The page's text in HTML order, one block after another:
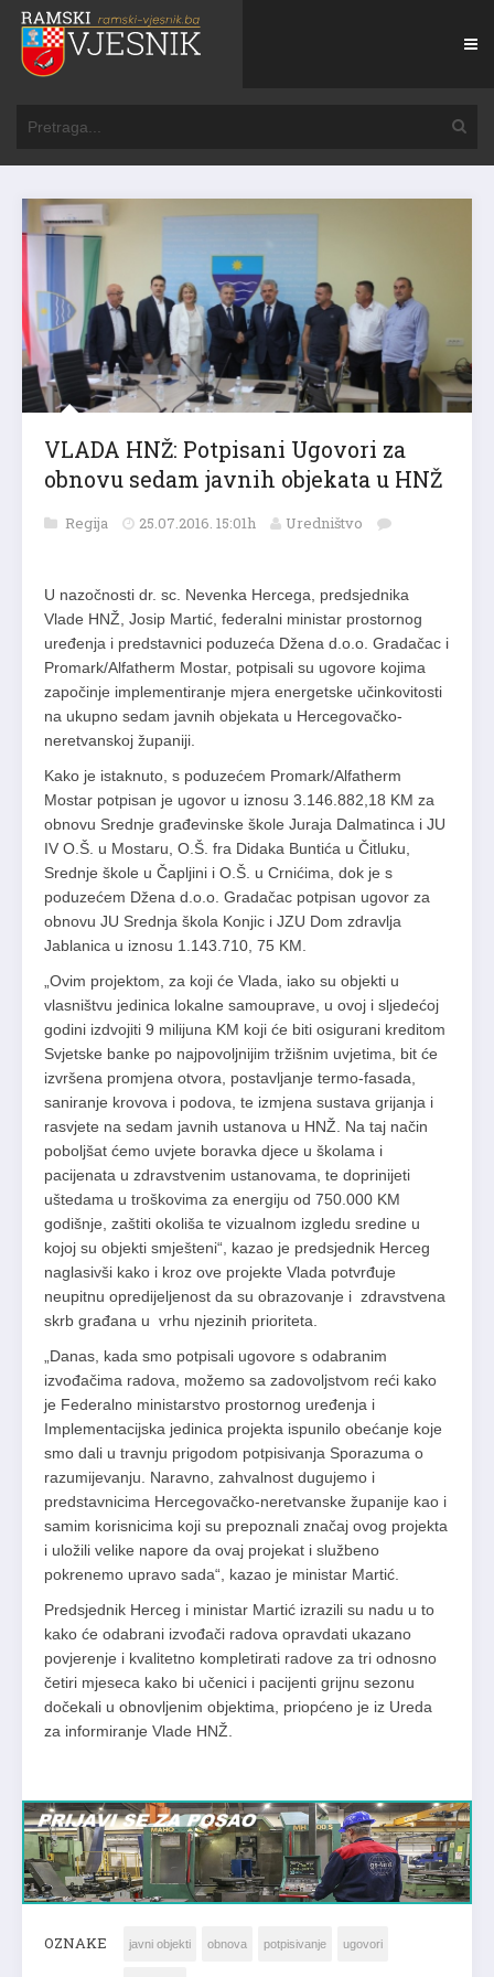
VLADA HNŽ: Potpisani Ugovori za
obnovu sedam javnih objekata u HNŽ
Regija 25.07.2016. 15:01h Uredništvo
U nazočnosti dr. sc. Nevenka Hercega, predsjednika
Vlade HNŽ, Josip Martić, federalni ministar prostornog
uređenja i predstavnici poduzeća Džena d.o.o. Gradačac i
Promark/Alfatherm Mostar, potpisali su ugovore kojima
započinje implementiranje mjera energetske učinkovitosti
na ukupno sedam javnih objekata u Hercegovačko-
neretvanskoj županiji.
Kako je istaknuto, s poduzećem Promark/Alfatherm
Mostar potpisan je ugovor u iznosu 3.146.882,18 KM za
obnovu Srednje građevinske škole Juraja Dalmatinca i JU
IV O.Š. u Mostaru, O.Š. fra Didaka Buntića u Čitluku,
Srednje škole u Čapljini i O.Š. u Crnićima, dok je s
poduzećem Džena d.o.o. Gradačac potpisan ugovor za
obnovu JU Srednja škola Konjic i JZU Dom zdravlja
Jablanica u iznosu 1.143.710, 75 KM.
„Ovim projektom, za koji će Vlada, iako su objekti u
vlasništvu jedinica lokalne samouprave, u ovoj i sljedećoj
godini izdvojiti 9 milijuna KM koji će biti osigurani kreditom
Svjetske banke po najpovoljnijim tržišnim uvjetima, bit će
izvršena promjena otvora, postavljanje termo-fasada,
saniranje krovova i podova, te izmjena sustava grijanja i
rasvjete na sedam javnih ustanova u HNŽ. Na taj način
poboljšat ćemo uvjete boravka djece u školama i
pacijenata u zdravstvenim ustanovama, te doprinijeti
uštedama u troškovima za energiju od 750.000 KM
godišnje, zaštiti okoliša te vizualnom izgledu sredine u
kojoj su objekti smješteni“, kazao je predsjednik Herceg
naglasivši kako i kroz ove projekte Vlada potvrđuje
neupitnu opredijeljenost da su obrazovanje i zdravstvena
skrb građana u vrhu njezinih prioriteta.
„Danas, kada smo potpisali ugovore s odabranim
izvođačima radova, možemo sa zadovoljstvom reći kako
je Federalno ministarstvo prostornog uređenja i
Implementacijska jedinica projekta ispunilo obećanje koje
smo dali u travnju prigodom potpisivanja Sporazuma o
razumijevanju. Naravno, zahvalnost dugujemo i
predstavnicima Hercegovačko-neretvanske županije kao i
samim korisnicima koji su prepoznali značaj ovog projekta
i uložili velike napore da ovaj projekat i službeno
pokrenemo upravo sada“, kazao je ministar Martić.
Predsjednik Herceg i ministar Martić izrazili su nadu u to
kako će odabrani izvođači radova opravdati ukazano
povjerenje i kvalitetno kompletirati radove za tri odnosno
četiri mjeseca kako bi učenici i pacijenti grijnu sezonu
dočekali u obnovljenim objektima, priopćeno je iz Ureda
za informiranje Vlade HNŽ.
OZNAKE javni objekti obnova potpisivanje ugovori